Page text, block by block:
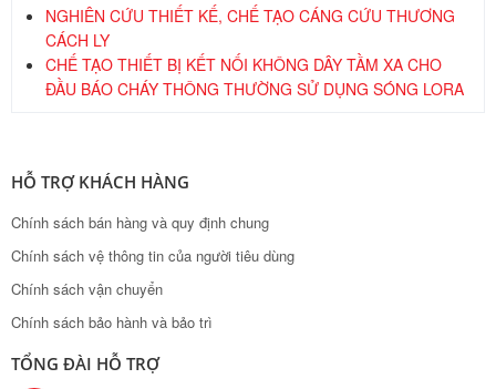
Chính sách bảo hành và bảo trì
TỔNG ĐÀI HỖ TRỢ
Tư vấn Bán hàng
0986 696 114
Hotline Kinh doanh
CAM KẾT BÁN HÀNG!
Sản phẩm và mẫu mã đa đạng
Sản phẩm nhập khẩu chính hãng